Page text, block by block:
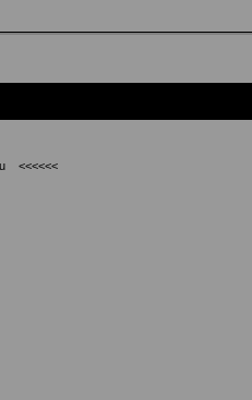
<<<<<<